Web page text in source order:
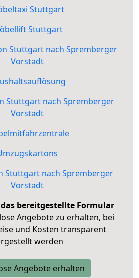
Stuttgart
Stuttgart
Stuttgart nach Spremberger
Vorstadt
Stuttgart nach Spremberger
Vorstadt
Stuttgart nach Spremberger
Vorstadt
bereitgestellte Formular
Angebote zu erhalten, bei
und Kosten transparent
werden
Angebote erhalten